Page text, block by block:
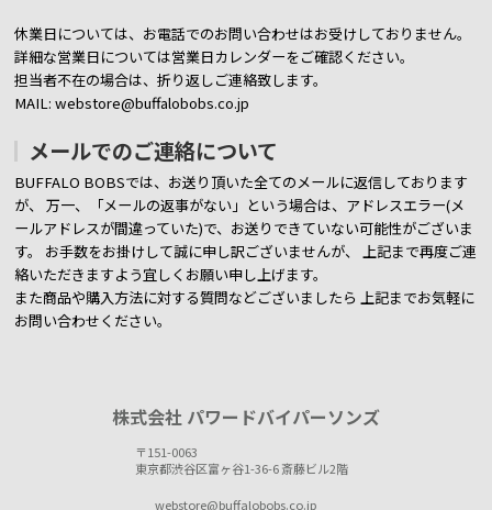
休業日については、お電話でのお問い合わせはお受けしておりません。
詳細な営業日については営業日カレンダーをご確認ください。
担当者不在の場合は、折り返しご連絡致します。
MAIL: webstore@buffalobobs.co.jp
メールでのご連絡について
BUFFALO BOBSでは、お送り頂いた全てのメールに返信しております
が、
万一、「メールの返事がない」という場合は、アドレスエラー(メ
ールアドレスが間違っていた)で、お送りできていない可能性がございま
す。 お手数をお掛けして誠に申し訳ございませんが、 上記まで再度ご連
絡いただきますよう宜しくお願い申し上げます。
また商品や購入方法に対する質問などございましたら 上記までお気軽に
お問い合わせください。
株式会社 パワードバイパーソンズ
〒151-0063
東京都渋谷区富ヶ谷1-36-6 斎藤ビル2階
webstore@buffalobobs.co.jp